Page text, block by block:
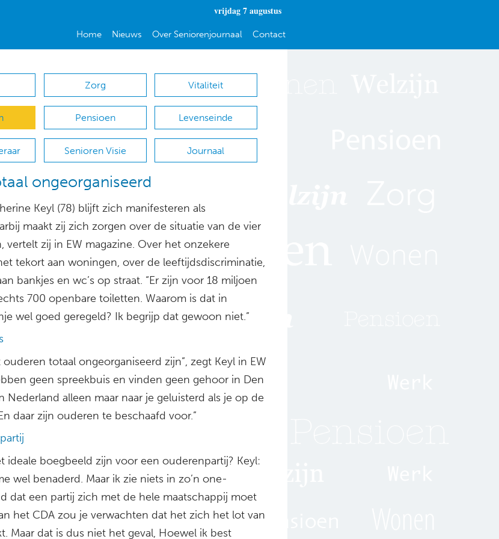
vrijdag 7 augustus
Home Nieuws Over Seniorenjournaal Contact
Zorg Vitaliteit
Pensioen Levenseinde
Senioren Visie Journaal
ongeorganiseerd
Keyl (78) blijft zich manifesteren als
maakt zij zich zorgen over de situatie van de vier
vertelt zij in EW magazine. Over het onzekere
tekort aan woningen, over de leeftijdsdiscriminatie,
bankjes en wc’s op straat. “Er zijn voor 18 miljoen
700 openbare toiletten. Waarom is dat in
wel goed geregeld? Ik begrijp dat gewoon niet.”
ouderen totaal ongeorganiseerd zijn”, zegt Keyl in EW
geen spreekbuis en vinden geen gehoor in Den
Nederland alleen maar naar je geluisterd als je op de
daar zijn ouderen te beschaafd voor.”
ideale boegbeeld zijn voor een ouderenpartij? Keyl:
wel benaderd. Maar ik zie niets in zo’n one-
dat een partij zich met de hele maatschappij moet
het CDA zou je verwachten dat het zich het lot van
Maar dat is dus niet het geval, Hoewel ik best